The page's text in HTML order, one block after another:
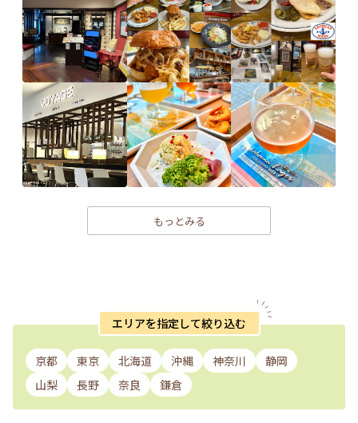
もっとみる
エリアを指定して絞り込む
京都 東京 北海道 沖縄 神奈川
静岡
山梨
長野 奈良 鎌倉